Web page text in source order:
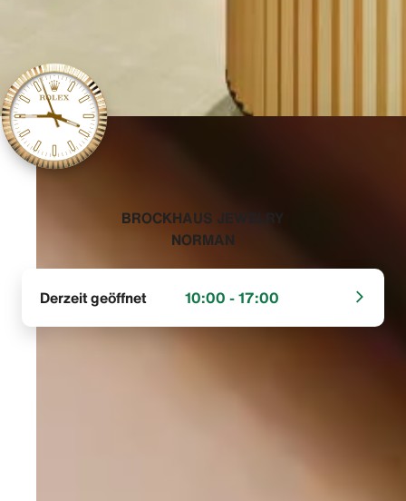
‭BROCKHAUS JEWELRY
NORMAN‬
Derzeit geöffnet 10:00 - 17:00